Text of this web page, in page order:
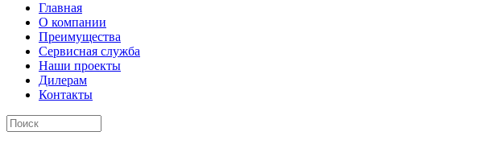
Главная
О компании
Преимущества
Сервисная служба
Наши проекты
Дилерам
Контакты